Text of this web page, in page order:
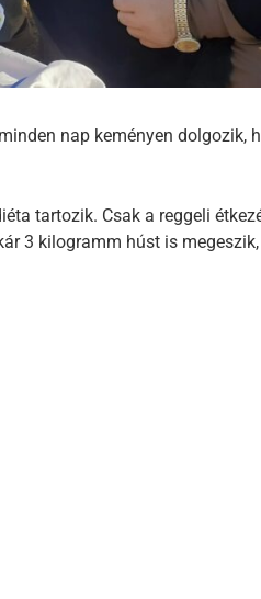
nap keményen dolgozik,
tartozik. Csak a reggeli
3 kilogramm húst is